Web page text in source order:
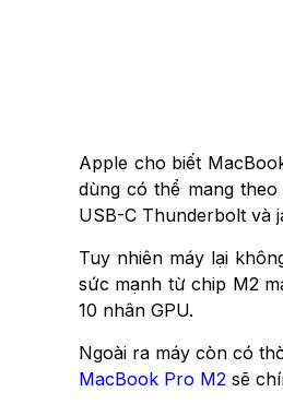
Apple cho biết
dùng có thể mang
USB-C Thunderbolt và
Tuy nhiên máy lại
sức mạnh từ chip M2
10 nhân GPU.
Ngoài ra máy còn có
MacBook Pro M2 sẽ